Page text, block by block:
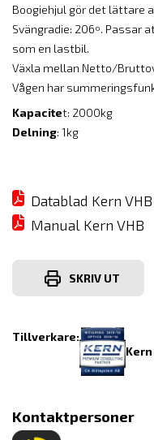
Boogiehjul gör det lättare
Svängradie: 206º. Passar
som en lastbil.
Växla mellan Netto/
Vågen har
Kapacitet: 2000kg
Delning: 1kg
Datablad Kern VHB
Manual Kern VHB
SKRIV UT
Tillverkare:
Kontaktpersoner